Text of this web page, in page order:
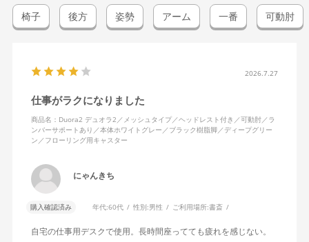
椅子 後方 姿勢 アーム 一番 可動肘
2026.7.27
仕事がラクになりました
商品名：Duora2 デュオラ2／メッシュタイプ／ヘッドレスト付き／可動肘／ラ
ンバーサポートあり／本体ホワイトグレー／ブラック樹脂脚／ディープグリー
ン／フローリング用キャスター
にゃんきち
購入確認済み 年代:60代 性別:男性 ご利用場所:書斎
自宅の仕事用デスクで使用。長時間座ってても疲れを感じない。